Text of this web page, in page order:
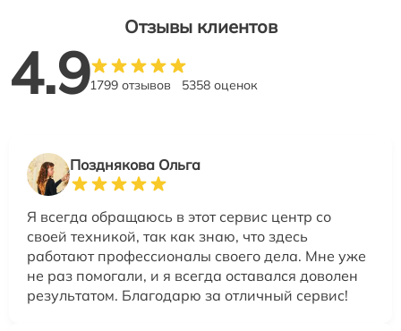
Отзывы клиентов
4.91799 отзывов 5358 оценок
Позднякова Ольга
Я всегда обращаюсь в этот сервис центр со
своей техникой, так как знаю, что здесь
работают профессионалы своего дела. Мне уже
не раз помогали, и я всегда оставался доволен
результатом. Благодарю за отличный сервис!